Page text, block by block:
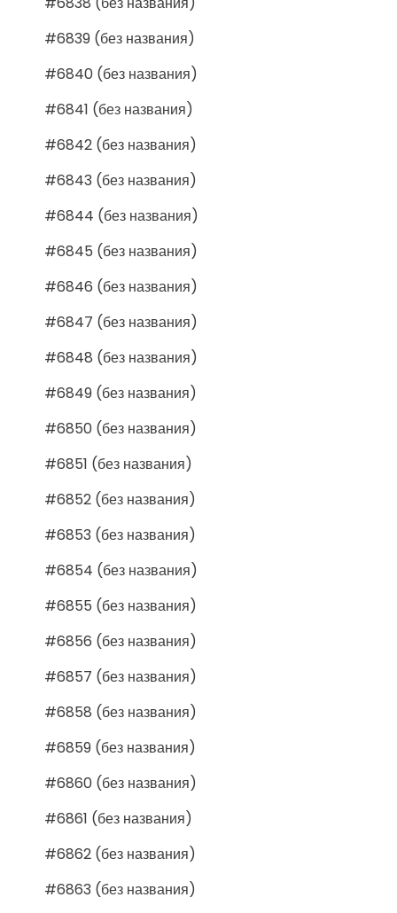
#6839 (без названия)
#6840 (без названия)
#6841 (без названия)
#6842 (без названия)
#6843 (без названия)
#6844 (без названия)
#6845 (без названия)
#6846 (без названия)
#6847 (без названия)
#6848 (без названия)
#6849 (без названия)
#6850 (без названия)
#6851 (без названия)
#6852 (без названия)
#6853 (без названия)
#6854 (без названия)
#6855 (без названия)
#6856 (без названия)
#6857 (без названия)
#6858 (без названия)
#6859 (без названия)
#6860 (без названия)
#6861 (без названия)
#6862 (без названия)
#6863 (без названия)